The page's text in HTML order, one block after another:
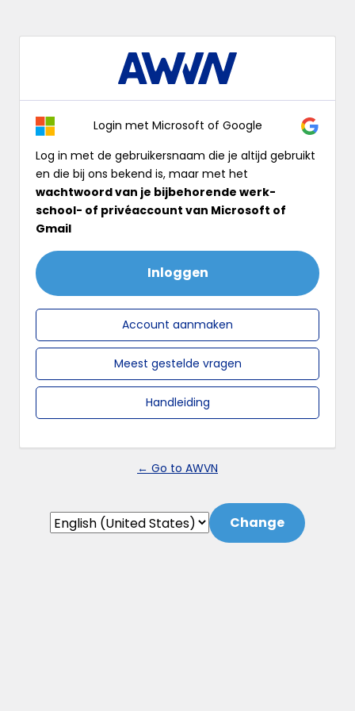
Login met Microsoft of Google
Log in met de gebruikersnaam die je altijd gebruikt
en die bij ons bekend is, maar met het
wachtwoord van je bijbehorende werk-
school- of privéaccount van Microsoft of
Gmail
Inloggen
Account aanmaken
Meest gestelde vragen
Handleiding
← Go to AWVN
Language